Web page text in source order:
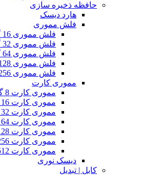
حافظه ذخیره سازی
هارد دیسک
فلش مموری
فلش مموری 16 گیگ
فلش مموری 32 گیگ
فلش مموری 64 گیگ
فلش مموری 128 گیگ
فلش مموری 256 گیگ
مموری کارت
مموری کارت 8 گیگ
مموری کارت 16 گیگ
مموری کارت 32 گیگ
مموری کارت 64 گیگ
مموری کارت 128 گیگ
مموری کارت 256 گیگ
مموری کارت 512 گیگ
دیسک نوری
کابل | تبدیل